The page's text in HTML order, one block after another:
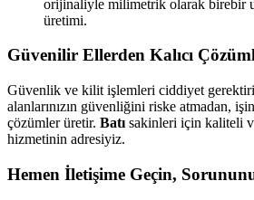
orijinaliyle milimetrik olarak birebir
üretimi.
Güvenilir Ellerden Kalıcı
Güvenlik ve kilit işlemleri ciddiyet
alanlarınızın güvenliğini riske atmadan,
çözümler üretir. Batı sakinleri için kaliteli
hizmetinin adresiyiz.
Hemen İletişime Geçin,